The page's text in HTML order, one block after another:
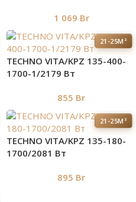
1 069 Br
21-25М²
TECHNO VITA/KPZ 135-400-
1700-1/2179 Вт
855 Br
21-25М²
TECHNO VITA/KPZ 135-180-
1700/2081 Вт
895 Br